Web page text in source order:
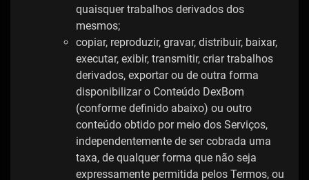
quaisquer trabalhos derivados dos
mesmos;
copiar, reproduzir, gravar, distribuir, baixar,
executar, exibir, transmitir, criar trabalhos
derivados, exportar ou de outra forma
disponibilizar o Conteúdo DexBom
(conforme definido abaixo) ou outro
conteúdo obtido por meio dos Serviços,
independentemente de ser cobrada uma
taxa, de qualquer forma que não seja
expressamente permitida pelos Termos, ou